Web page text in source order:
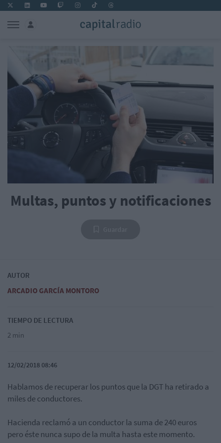
Multas, puntos y notificaciones
AUTOR
ARCADIO GARCÍA MONTORO
TIEMPO DE LECTURA
2 min
12/02/2018 08:46
Hablamos de recuperar los puntos que la DGT ha retirado a
miles de conductores.
Hacienda reclamó a un conductor la suma de 240 euros
pero éste nunca supo de la multa hasta este momento.